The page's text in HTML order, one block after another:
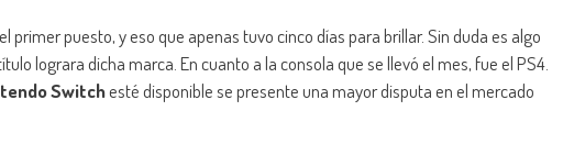
primer puesto, y eso que apenas tuvo cinco días para brillar. Sin duda es algo
lograra dicha marca. En cuanto a la consola que se llevó el mes, fue el PS4.
Switchesté disponible se presente una mayor disputa en el mercado